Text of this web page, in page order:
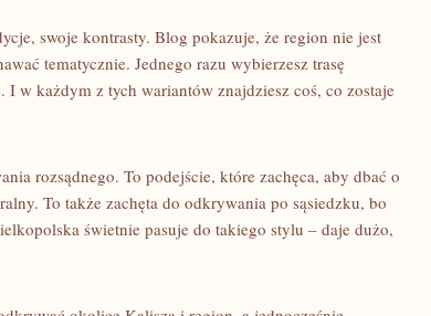
swoje kontrasty. Blog pokazuje, że region nie jest
tematycznie. Jednego razu wybierzesz trasę
w każdym z tych wariantów znajdziesz coś, co zostaje
rozsądnego. To podejście, które zachęca, aby dbać o
To także zachęta do odkrywania po sąsiedzku, bo
świetnie pasuje do takiego stylu – daje dużo,